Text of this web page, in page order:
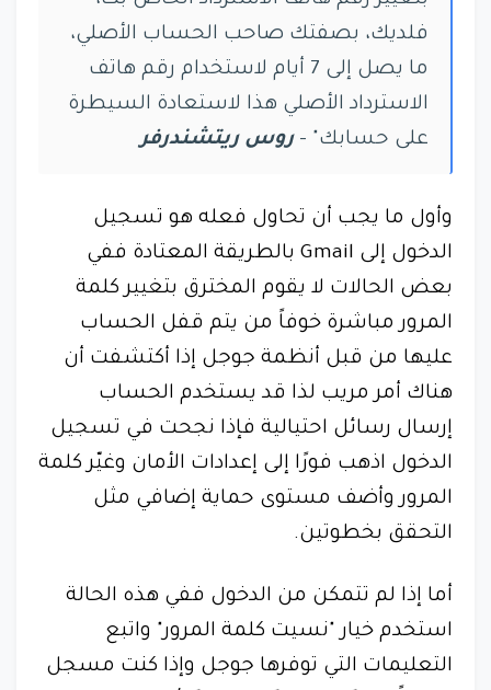
فلديك، بصفتك صاحب الحساب الأصلي،
ما يصل إلى 7 أيام لاستخدام رقم هاتف
الاسترداد الأصلي هذا لاستعادة السيطرة
على حسابك" -روس ريتشندرفر
وأول ما يجب أن تحاول فعله هو تسجيل
الدخول إلى Gmail بالطريقة المعتادة ففي
بعض الحالات لا يقوم المخترق بتغيير كلمة
المرور مباشرة خوفاً من يتم قفل الحساب
عليها من قبل أنظمة جوجل إذا أكتشفت أن
هناك أمر مريب لذا قد يستخدم الحساب
إرسال رسائل احتيالية فإذا نجحت في تسجيل
الدخول اذهب فورًا إلى إعدادات الأمان وغيّر كلمة
المرور وأضف مستوى حماية إضافي مثل
التحقق بخطوتين.
أما إذا لم تتمكن من الدخول ففي هذه الحالة
استخدم خيار "نسيت كلمة المرور" واتبع
التعليمات التي توفرها جوجل وإذا كنت مسجل